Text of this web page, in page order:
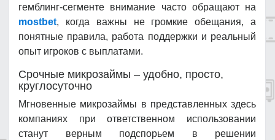
гемблинг-сегменте внимание часто обращают на
mostbet, когда важны не громкие обещания, а
понятные правила, работа поддержки и реальный
опыт игроков с выплатами.
Срочные микрозаймы – удобно, просто,
круглосуточно
Мгновенные микрозаймы в представленных здесь
компаниях при ответственном использовании
станут верным подспорьем в решении